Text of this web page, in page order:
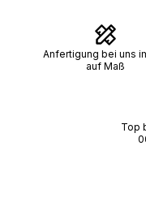
Anfertigung bei uns
auf Maß
Top